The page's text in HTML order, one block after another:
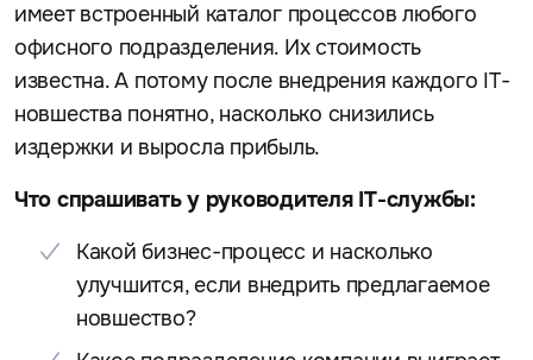
имеет встроенный каталог процессов любого
офисного подразделения. Их стоимость
известна. А потому после внедрения каждого IT-
новшества понятно, насколько снизились
издержки и выросла прибыль.
Что спрашивать у руководителя IT-службы:
Какой бизнес-процесс и насколько
улучшится, если внедрить предлагаемое
новшество?